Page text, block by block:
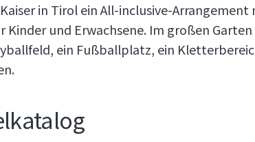
in Tirol ein All-inclusive-Arrangement
und Erwachsene. Im großen
ein Fußballplatz, ein